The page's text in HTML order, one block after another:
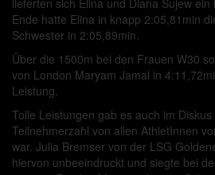
lieferten sich Elina und Diana Sujew
Ende hatte Elina in knapp 2:05,81min
Schwester in 2:05,89min.
Über die 1500m bei den Frauen W30
von London Maryam Jamal in
Leistung.
Tolle Leistungen gab es auch im
Teilnehmerzahl von allen AthletInnen
war. Julia Bremser von der LSG
hiervon unbeeindruckt und siegte bei